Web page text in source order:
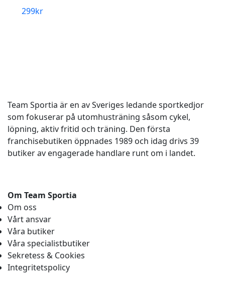
299kr
Team Sportia är en av Sveriges ledande sportkedjor
som fokuserar på utomhusträning såsom cykel,
löpning, aktiv fritid och träning. Den första
franchisebutiken öppnades 1989 och idag drivs 39
butiker av engagerade handlare runt om i landet.
Om Team Sportia
Om oss
Vårt ansvar
Våra butiker
Våra specialistbutiker
Sekretess & Cookies
Integritetspolicy